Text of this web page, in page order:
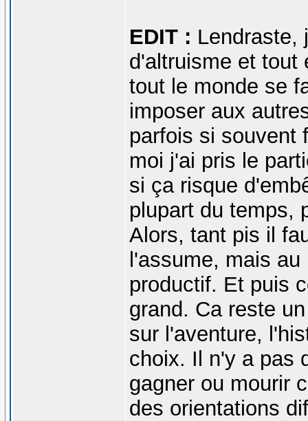
EDIT : Lendraste,
d'altruisme et tout
tout le monde se
imposer aux
parfois si souvent
moi j'ai pris le
si ça risque
plupart du temps,
Alors, tant pis il
l'assume, mais
productif. Et puis
grand. Ca reste
sur l'aventure,
choix. Il n'y a pas
gagner ou mourir
des orientations